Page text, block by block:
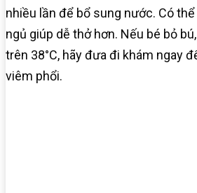
nhiều lần để bổ sung nước. Có
ngủ giúp dễ thở hơn. Nếu bé bỏ
trên 38°C, hãy đưa đi khám ngay
viêm phổi.